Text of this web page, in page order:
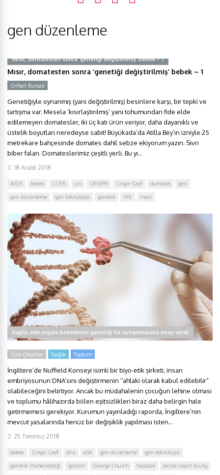
gen düzenleme
Mısır, domatesten sonra ‘genetiği değiştirilmiş’ bebek – 1
Mısır, domatesten sonra ‘genetiği değiştirilmiş’ bebek – 1
Orhan Bursalı
Genetiğiyle oynanmış (yani değiştirilmiş) besinlere karşı, bir tepki ve
tartışma var. Mesela ‘kısırlaştırılmış’ yani tohumundan fide elde
edilemeyen domatesler, iki üç katı ürün veriyor, daha dayanıklı ve
üstelik boyutları neredeyse sabit! Büyükada’da Atilla Bey’in izniyle 25
metrekare bahçesinde domates dahil sebze ekiyorum yazın. Sivri
biber falan. Domateslerimiz çeşitli yerli. Bu yı...
18 Aralık 2018
AIDS bebek CCR5 çin CRISPR Crispr-Cas9 domates
gen
gen düzenleme
gen teknolojisi genetik HIV mısır
İngiliz etik organı bebeklerin genetiği ile oynanmasına onay verdi
Öne Çıkanlar Sağlık Toplum
İngiltere’de Nuffield Konseyi isimli bir biyo-etik şirketi, insan
embriyosunun DNA’sını değiştirmenin “ahlaki olarak kabul edilebilir”
olabileceğini belirtiyor. Ancak bu müdahalenin çocuğun lehine olması
ve toplumu hâlihazırda bölen eşitsizlikleri biraz daha belirgin hale
getirmemesi gerekiyor. Kurumun yayınladığı raporda, İngiltere’nin
mevcut yasalarında henüz bir değişiklik yapılması isten...
25 Temmuz 2018
bebek Crispr-Cas9 dna etik gen düzenleme
gen teknolojisi
genetik mühendisliği
genom George Church hastalık
Jackie Leach Scully